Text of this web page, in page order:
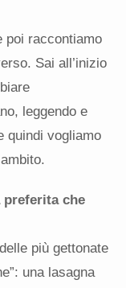
poi raccontiamo
Sai all’inizio
leggendo e
quindi vogliamo
preferita che
più gettonate
una lasagna